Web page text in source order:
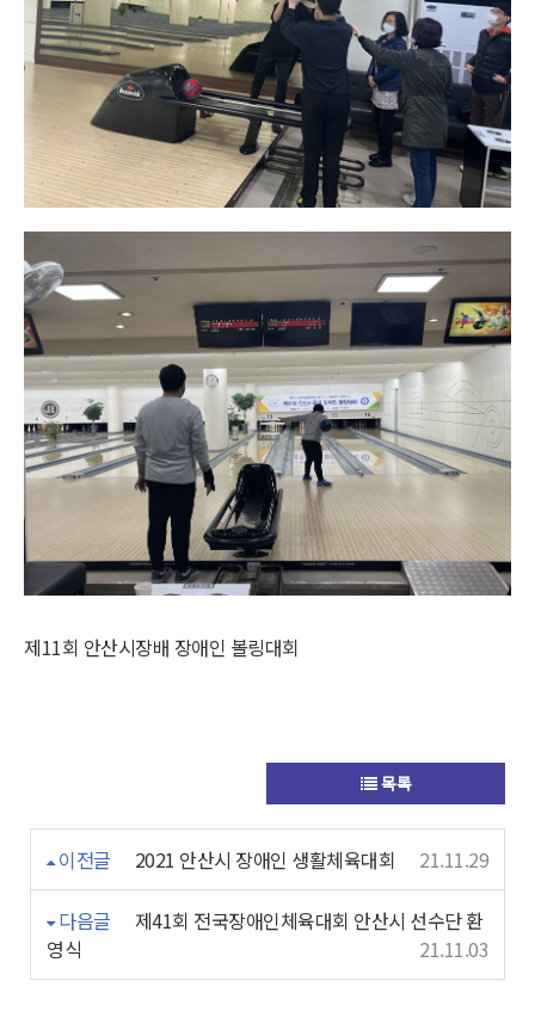
제11회 안산시장배 장애인 볼링대회
목록
이전글 2021 안산시 장애인 생활체육대회 21.11.29
다음글
제41회 전국장애인체육대회 안산시 선수단 환
영식
21.11.03